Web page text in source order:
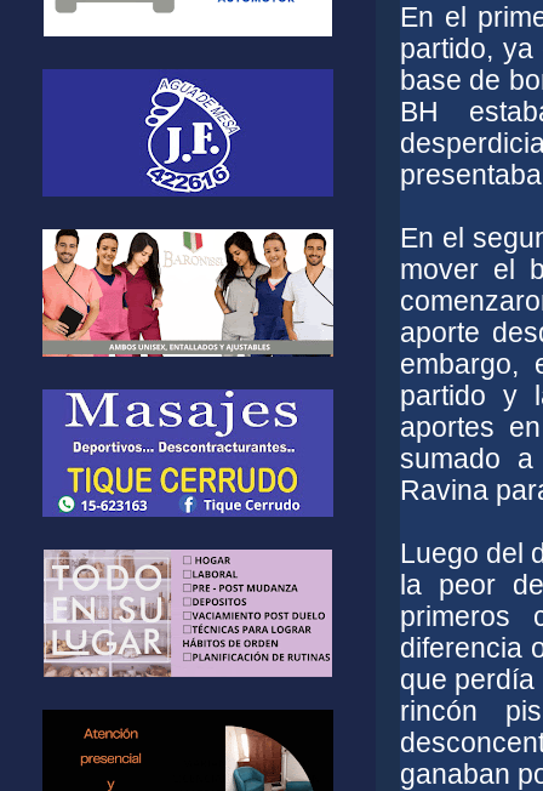
En el
partido,
base de
BH
En el
mover el
aporte
embargo,
partido y
aportes
sumado
Ravina
Luego del
la peor
primeros
diferencia
que
rincón
ganaban